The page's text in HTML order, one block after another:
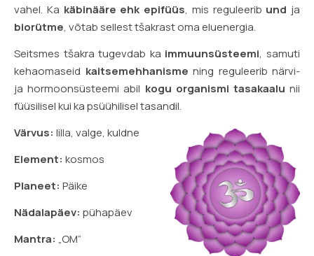
vahel. Ka käbinääre ehk epifüüs, mis reguleerib und ja
biorütme, võtab sellest tšakrast oma eluenergia.
Seitsmes tšakra tugevdab ka immuunsüsteemi, samuti
kehaomaseid kaitsemehhanisme ning reguleerib närvi-
ja hormoonsüsteemi abil kogu organismi tasakaalu nii
füüsilisel kui ka psüühilisel tasandil.
Värvus: lilla, valge, kuldne
Element: kosmos
Planeet: Päike
Nädalapäev: pühapäev
Mantra: „OM“